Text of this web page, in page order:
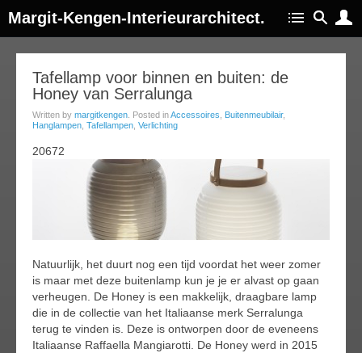
Margit-Kengen-Interieurarchitect.
Tafellamp voor binnen en buiten: de
Honey van Serralunga
Written by margitkengen . Posted inAccessoires Buitenmeubilair,
Hanglampen Tafellampen Verlichting
20672
Natuurlijk, het duurt nog een tijd voordat het weer zomer
is maar met deze buitenlamp kun je je er alvast op gaan
verheugen. De Honey is een makkelijk, draagbare lamp
die in de collectie van het Italiaanse merk Serralunga
terug te vinden is. Deze is ontworpen door de eveneens
Italiaanse Raffaella Mangiarotti. De Honey werd in 2015